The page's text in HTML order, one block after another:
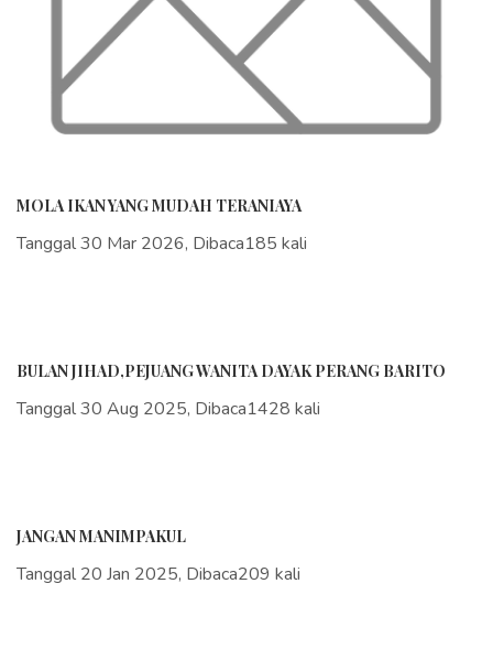
MOLA IKAN YANG MUDAH TERANIAYA
Tanggal 30 Mar 2026, Dibaca185 kali
BULAN JIHAD,PEJUANG WANITA DAYAK PERANG BARITO
Tanggal 30 Aug 2025, Dibaca1428 kali
JANGAN MANIMPAKUL
Tanggal 20 Jan 2025, Dibaca209 kali